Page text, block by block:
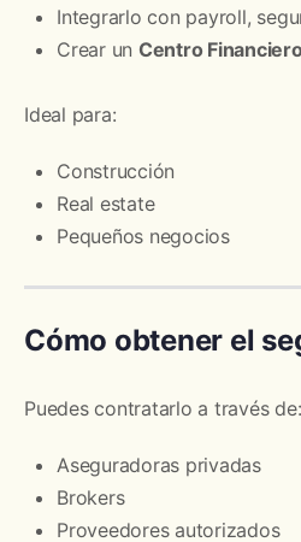
Integrarlo con payroll,
Crear un Centro
Ideal para:
Construcción
Real estate
Pequeños negocios
Cómo obtener el
Puedes contratarlo a través de:
Aseguradoras privadas
Brokers
Proveedores autorizados